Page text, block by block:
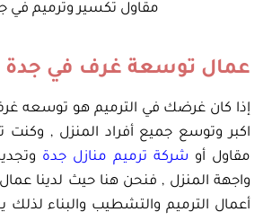
مقاول تكسير وترميم في
عمال توسعة غرف في جدة
إذا كان غرضك في الترميم هو توسعه
اكبر وتوسع جميع أفراد المنزل ,
مقاول أو شركة ترميم منازل جدة
واجهة المنزل , فنحن هنا حيث لدينا
أعمال الترميم والتشطيب والبناء